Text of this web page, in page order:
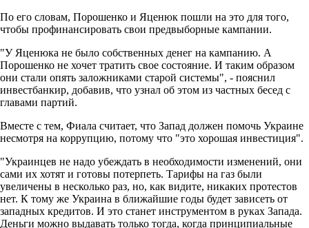
По его словам, Порошенко и Яценюк пошли на это для того,
чтобы профинансировать свои предвыборные кампании.
"У Яценюка не было собственных денег на кампанию. А
Порошенко не хочет тратить свое состояние. И таким образом
они стали опять заложниками старой системы", - пояснил
инвестбанкир, добавив, что узнал об этом из частных бесед с
главами партий.
Вместе с тем, Фиала считает, что Запад должен помочь Украине
несмотря на коррупцию, потому что "это хорошая инвестиция".
"Украинцев не надо убеждать в необходимости изменений, они
сами их хотят и готовы потерпеть. Тарифы на газ были
увеличены в несколько раз, но, как видите, никаких протестов
нет. К тому же Украина в ближайшие годы будет зависеть от
западных кредитов. И это станет инструментом в руках Запада.
Деньги можно выдавать только тогда, когда принципиальные